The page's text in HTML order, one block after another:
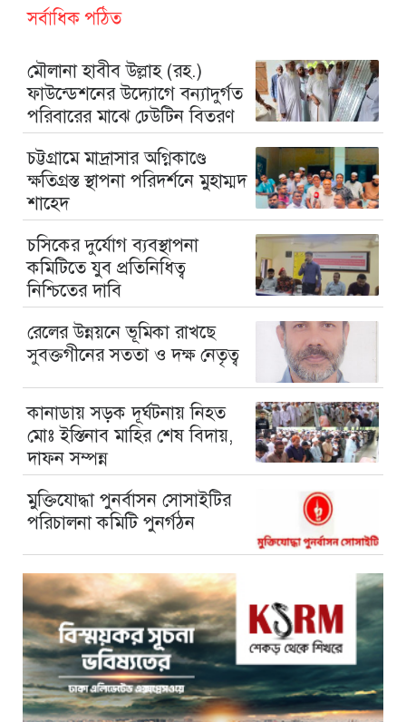
সর্বাধিক পঠিত
মৌলানা হাবীব উল্লাহ (রহ.)
ফাউন্ডেশনের উদ্যোগে বন্যাদুর্গত
পরিবারের মাঝে ঢেউটিন বিতরণ
চট্টগ্রামে মাদ্রাসার অগ্নিকাণ্ডে
ক্ষতিগ্রস্ত স্থাপনা পরিদর্শনে মুহাম্মদ
শাহেদ
চসিকের দুর্যোগ ব্যবস্থাপনা
কমিটিতে যুব প্রতিনিধিত্ব
নিশ্চিতের দাবি
রেলের উন্নয়নে ভূমিকা রাখছে
সুবক্তগীনের সততা ও দক্ষ নেতৃত্ব
কানাডায় সড়ক দূর্ঘটনায় নিহত
মোঃ ইস্তিনাব মাহির শেষ বিদায়,
দাফন সম্পন্ন
মুক্তিযোদ্ধা পুনর্বাসন সোসাইটির
পরিচালনা কমিটি পুনর্গঠন